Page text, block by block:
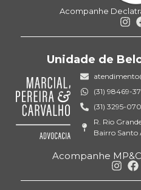
Acompanhe
Unidade de
(31) 98469-
(31) 3295-
R. Rio
Bairro Santo
Acompanhe